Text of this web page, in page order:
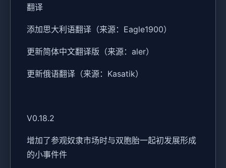
翻译
添加思大利语翻译（来源：Eagle1900）
更新简体中文翻译版（来源：aler）
更新俄语翻译（来源：Kasatik）
V0.18.2
增加了参观奴隶市场时与双胞胎一起初发展形成
的小事件件